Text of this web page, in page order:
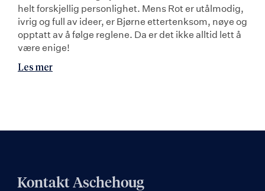
helt forskjellig personlighet. Mens Rot er utålmodig,
ivrig og full av ideer, er Bjørne ettertenksom, nøye og
opptatt av å følge reglene. Da er det ikke alltid lett å
være enige!
Les mer
Kontakt Aschehoug